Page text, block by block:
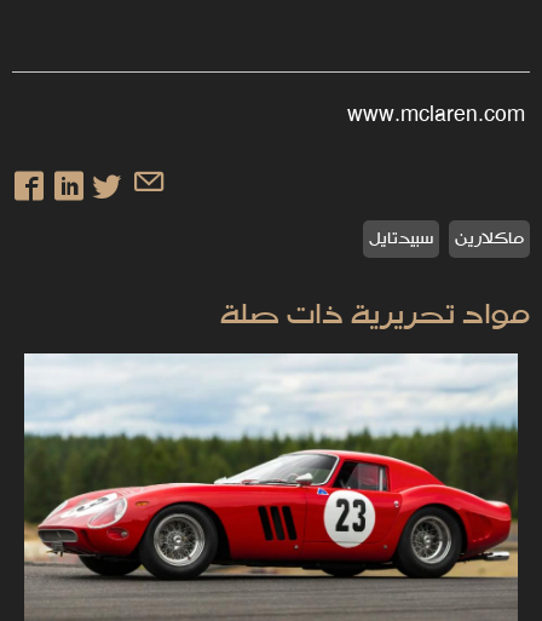
ماكلارين سبيدتايل
مواد تحريرية ذات صلة